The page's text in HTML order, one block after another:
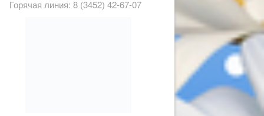
Горячая линия: 8 (3452) 42-67-07